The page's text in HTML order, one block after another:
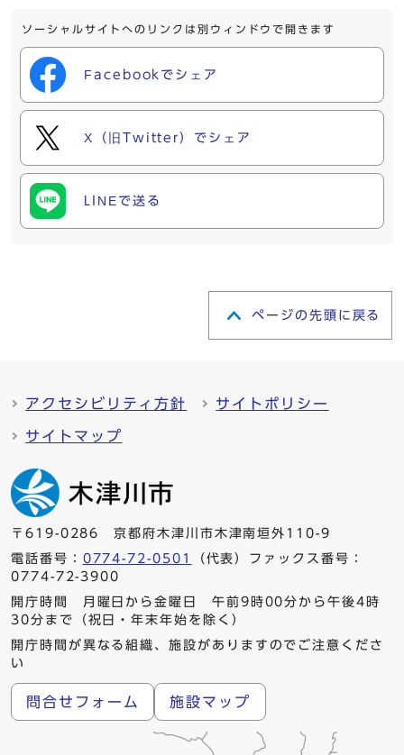
ソーシャルサイトへのリンクは別ウィンドウで開きます
Facebookでシェア
X（旧Twitter）でシェア
LINEで送る
ページの先頭に戻る
アクセシビリティ方針 サイトポリシー
サイトマップ
〒619-0286 京都府木津川市木津南垣外110-9
電話番号： 0774-72-0501
（代表）ファックス番号：
0774-72-3900
開庁時間 月曜日から金曜日 午前9時00分から午後4時
30分まで（祝日・年末年始を除く）
開庁時間が異なる組織、施設がありますのでご注意くださ
い
問合せフォーム 施設マップ